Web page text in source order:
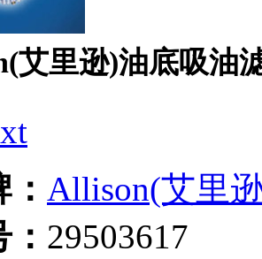
艾里逊)油底吸油
Allison(艾里
29503617